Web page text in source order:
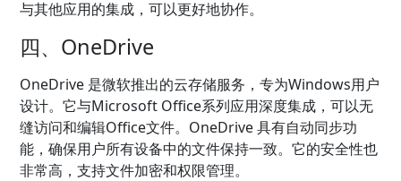
与其他应用的集成，可以更好地协作。
四、OneDrive
OneDrive 是微软推出的云存储服务，专为Windows用户
设计。它与Microsoft Office系列应用深度集成，可以无
缝访问和编辑Office文件。OneDrive 具有自动同步功
能，确保用户所有设备中的文件保持一致。它的安全性也
非常高，支持文件加密和权限管理。